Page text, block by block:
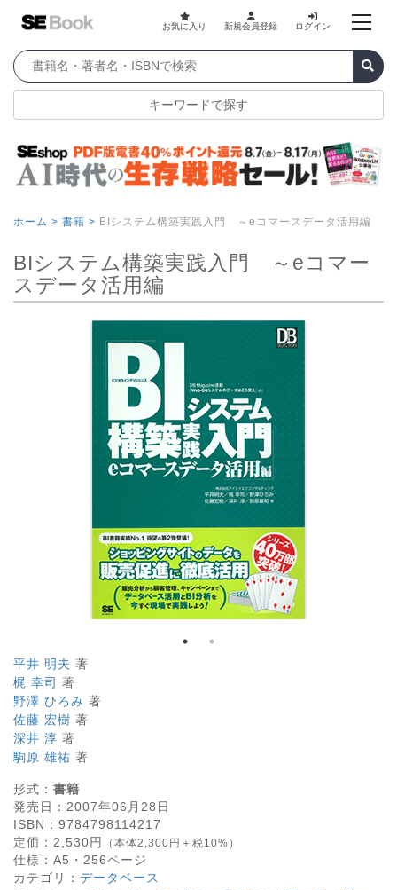
お気に入り 新規会員登録 ログイン
キーワードで探す
ホーム > 書籍 > BIシステム構築実践入門 ～eコマースデータ活用編
BIシステム構築実践入門 ～eコマー
スデータ活用編
平井 明夫 著
梶 幸司 著
野澤 ひろみ 著
佐藤 宏樹 著
深井 淳 著
駒原 雄祐 著
形式： 書籍
発売日： 2007年06月28日
ISBN： 9784798114217
定価： 2,530円 （本体2,300円＋税10%）
仕様： A5・ 256ページ
カテゴリ： データベース